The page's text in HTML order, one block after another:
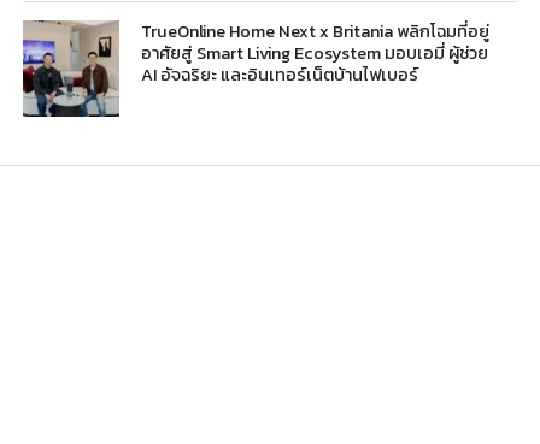
TrueOnline Home Next x Britania พลิกโฉมที่อยู่
อาศัยสู่ Smart Living Ecosystem มอบเอมี่ ผู้ช่วย
AI อัจฉริยะ และอินเทอร์เน็ตบ้านไฟเบอร์